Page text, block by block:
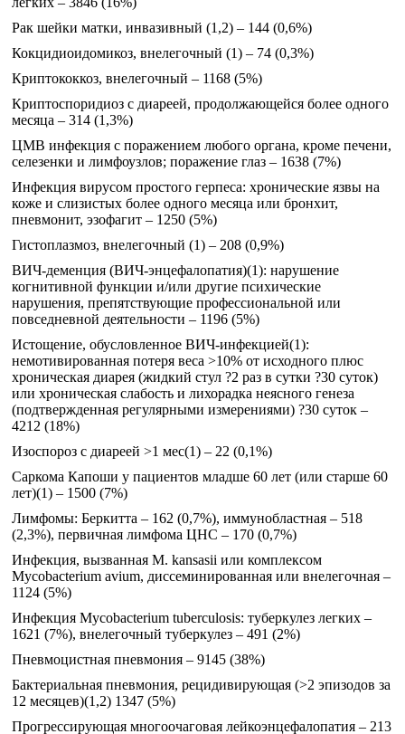
Рак шейки матки, инвазивный (1,2) – 144 (0,6%)
Кокцидиоидомикоз, внелегочный (1) – 74 (0,3%)
Криптококкоз, внелегочный – 1168 (5%)
Криптоспоридиоз с диареей, продолжающейся более одного
месяца – 314 (1,3%)
ЦМВ инфекция с поражением любого органа, кроме печени,
селезенки и лимфоузлов; поражение глаз – 1638 (7%)
Инфекция вирусом простого герпеса: хронические язвы на
коже и слизистых более одного месяца или бронхит,
пневмонит, эзофагит – 1250 (5%)
Гистоплазмоз, внелегочный (1) – 208 (0,9%)
ВИЧ-деменция (ВИЧ-энцефалопатия)(1): нарушение
когнитивной функции и/или другие психические
нарушения, препятствующие профессиональной или
повседневной деятельности – 1196 (5%)
Истощение, обусловленное ВИЧ-инфекцией(1):
немотивированная потеря веса >10% от исходного плюс
хроническая диарея (жидкий стул ?2 раз в сутки ?30 суток)
или хроническая слабость и лихорадка неясного генеза
(подтвержденная регулярными измерениями) ?30 суток –
4212 (18%)
Изоспороз с диареей >1 мес(1) – 22 (0,1%)
Саркома Капоши у пациентов младше 60 лет (или старше 60
лет)(1) – 1500 (7%)
Лимфомы: Беркитта – 162 (0,7%), иммунобластная – 518
(2,3%), первичная лимфома ЦНС – 170 (0,7%)
Инфекция, вызванная M. kansasii или комплексом
Mycobacterium avium, диссеминированная или внелегочная –
1124 (5%)
Инфекция Mycobacterium tuberculosis: туберкулез легких –
1621 (7%), внелегочный туберкулез – 491 (2%)
Пневмоцистная пневмония – 9145 (38%)
Бактериальная пневмония, рецидивирующая (>2 эпизодов за
12 месяцев)(1,2) 1347 (5%)
Прогрессирующая многоочаговая лейкоэнцефалопатия – 213